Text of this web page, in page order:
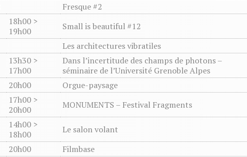
Fresque #2
18h00 >
19h00
Small is beautiful #12
Les architectures vibratiles
13h30 >
17h00
Dans l’incertitude des champs de photons –
séminaire de l’Université Grenoble Alpes
20h00 Orgue-paysage
17h00 >
20h00
MONUMENTS – Festival Fragments
14h00 >
18h00
Le salon volant
20h00 Filmbase